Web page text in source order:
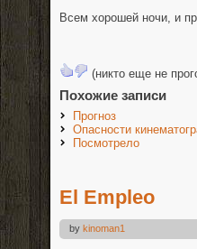
Всем хорошей ночи, и
(никто еще не
Похожие записи
Прогноз
Опасности
Посмотрело
El Empleo
by kinoman1